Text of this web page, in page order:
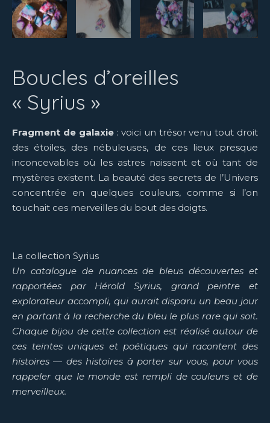
Boucles d’oreilles
« Syrius »
Fragment de galaxie: voici un trésor venu tout droit
des étoiles, des nébuleuses, de ces lieux presque
inconcevables où les astres naissent et où tant de
mystères existent. La beauté des secrets de l’Univers
concentrée en quelques couleurs, comme si l’on
touchait ces merveilles du bout des doigts.
La collection Syrius
Un catalogue de nuances de bleus découvertes et
rapportées par Hérold Syrius, grand peintre et
explorateur accompli, qui aurait disparu un beau jour
en partant à la recherche du bleu le plus rare qui soit.
Chaque bijou de cette collection est réalisé autour de
ces teintes uniques et poétiques qui racontent des
histoires — des histoires à porter sur vous, pour vous
rappeler que le monde est rempli de couleurs et de
merveilleux.